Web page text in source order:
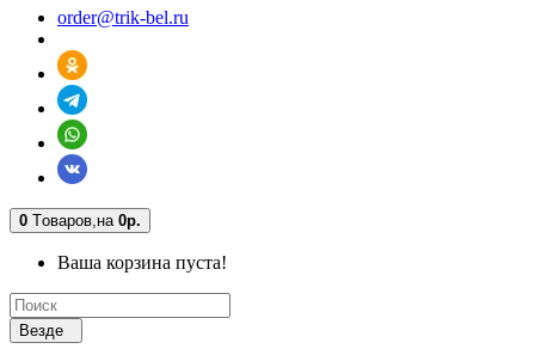
order@trik-bel.ru
0 Tоваров,на 0р.
Ваша корзина пуста!
Везде